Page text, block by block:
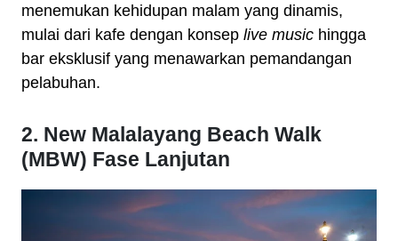
menemukan kehidupan malam yang dinamis,
mulai dari kafe dengan konsep live music hingga
bar eksklusif yang menawarkan pemandangan
pelabuhan.
2. New Malalayang Beach Walk
(MBW) Fase Lanjutan